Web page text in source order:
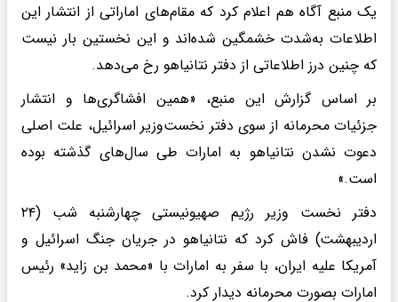
یک منبع آگاه هم اعلام کرد که مقام‌های اماراتی از انتشار این
اطلاعات به‌شدت خشمگین شده‌اند و این نخستین بار نیست
که چنین درز اطلاعاتی از دفتر نتانیاهو رخ می‌دهد.
بر اساس گزارش این منبع، «همین افشاگری‌ها و انتشار
جزئیات محرمانه از سوی دفتر نخست‌وزیر اسرائیل، علت اصلی
دعوت نشدن نتانیاهو به امارات طی سال‌های گذشته بوده
است.»
دفتر نخست وزیر رژیم صهیونیستی چهارشنبه شب (۲۴
اردیبهشت) فاش کرد که نتانیاهو در جریان جنگ اسرائیل و
آمریکا علیه ایران، با سفر به امارات با «محمد بن زاید» رئیس
امارات بصورت محرمانه دیدار کرد.